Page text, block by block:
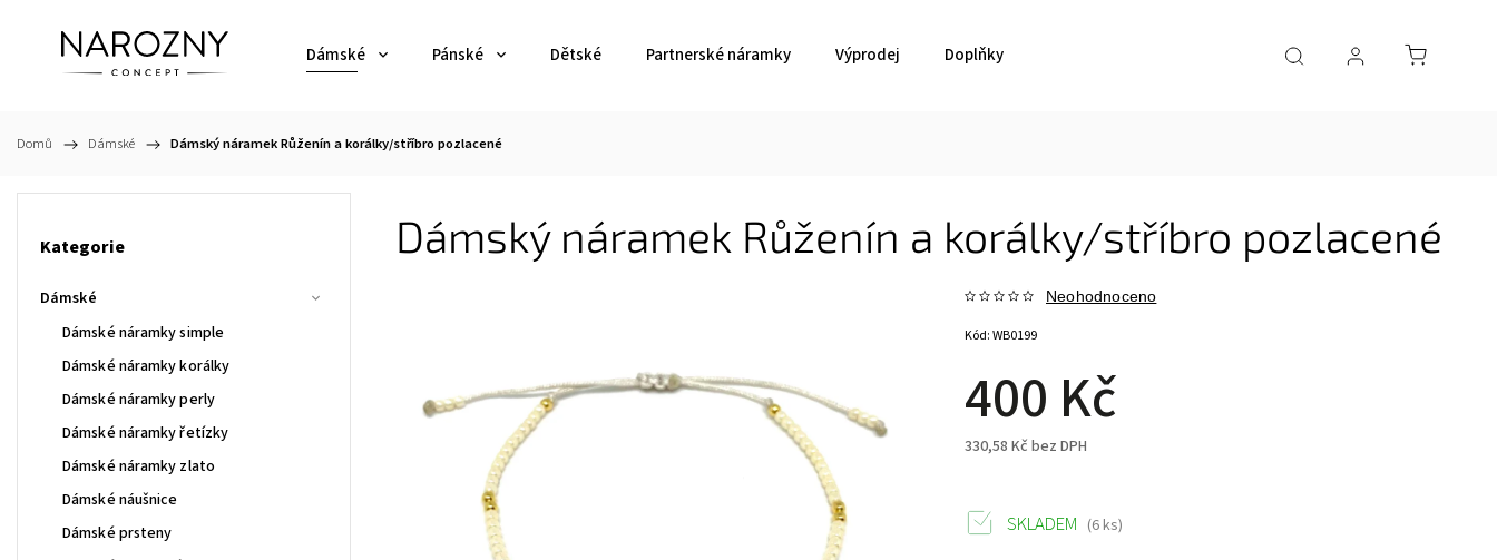
Dámské Pánské Dětské Partnerské náramky Výprodej Doplňky
Domů / Dámské / Dámský náramek Růženín a korálky/stříbro pozlacené
Kategorie
Dámské
Dámské náramky simple
Dámské náramky korálky
Dámské náramky perly
Dámské náramky řetízky
Dámské náramky zlato
Dámské náušnice
Dámské prsteny
Dámský náramek Růženín a korálky/stříbro pozlacené
Neohodnoceno
400 Kč
330,58 Kč bez DPH
Kód:WB0199
SKLADEM (6 ks)